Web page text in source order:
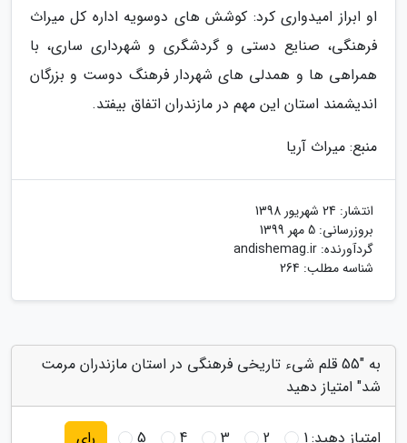
او ابراز امیدواری کرد: کوشش های دوسویه اداره کل میراث
فرهنگی، صنایع دستی و گردشگری و شهرداری ساری، با
همراهی ها و همدلی های شهردار فرهنگ دوست و بزرگان
اندیشمند استان این مهم در مازندران اتفاق بیفتد.
منبع: میراث آریا
انتشار: 24 شهریور 1398
بروزرسانی: 5 مهر 1399
گردآورنده: andishemag.ir
شناسه مطلب: 264
به "55 قلم شیء تاریخی فرهنگی در استان مازندران مرمت
شد" امتیاز دهید
امتیاز دهید:1
2
3
4
5 رای